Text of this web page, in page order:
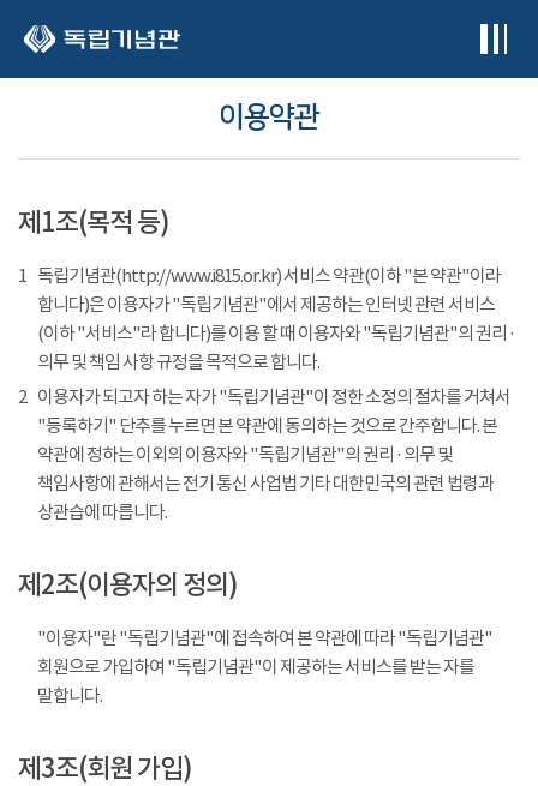
이용약관
제1조(목적 등)
1 독립기념관(http://www.i815.or.kr) 서비스 약관(이하 "본 약관"이라
합니다)은 이용자가 "독립기념관"에서 제공하는 인터넷 관련 서비스
(이하 "서비스"라 합니다)를 이용 할 때 이용자와 "독립기념관"의 권리 ·
의무 및 책임 사항 규정을 목적으로 합니다.
2 이용자가 되고자 하는 자가 "독립기념관"이 정한 소정의 절차를 거쳐서
"등록하기" 단추를 누르면 본 약관에 동의하는 것으로 간주합니다. 본
약관에 정하는 이외의 이용자와 "독립기념관"의 권리 · 의무 및
책임사항에 관해서는 전기 통신 사업법 기타 대한민국의 관련 법령과
상관습에 따릅니다.
제2조(이용자의 정의)
"이용자"란 "독립기념관"에 접속하여 본 약관에 따라 "독립기념관"
회원으로 가입하여 "독립기념관"이 제공하는 서비스를 받는 자를
말합니다.
제3조(회원 가입)